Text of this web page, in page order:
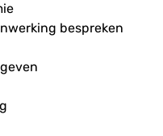
bespreken